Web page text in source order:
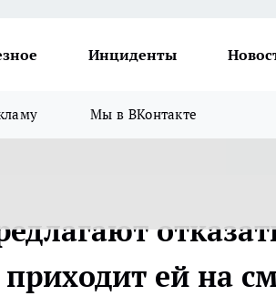
Инциденты
Мы в ВКонтакте
ей на